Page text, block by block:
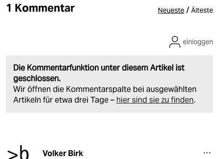
1 Kommentar Neueste / Älteste
Die Kommentarfunktion unter diesem Artikel ist
geschlossen.
Wir öffnen die Kommentarspalte bei ausgewählten
Artikeln für etwa drei Tage – hier sind sie zu finden.
einloggen
Volker Birk